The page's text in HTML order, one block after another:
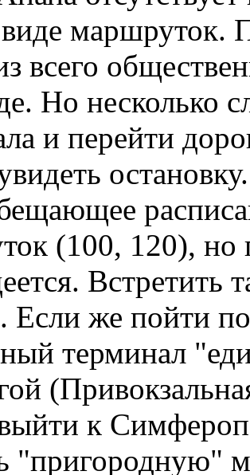
виде маршруток.
всего
Но несколько
и перейти
(100, 120), но
Встретить
Если же пойти
терминал
к
"пригородную"